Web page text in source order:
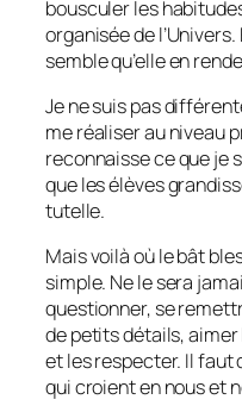
bousculer les
organisée de
semble qu’elle en
Je ne suis pas
me réaliser au niveau
reconnaisse ce que je
que les élèves
tutelle.
Mais voilà où le bât
simple. Ne le sera
questionner, se
de petits détails,
et les respecter. Il faut
qui croient en nous et